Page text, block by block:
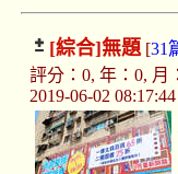
[綜合]無題[31
評分：0, 年：0, 月
2019-06-02 08:17:44